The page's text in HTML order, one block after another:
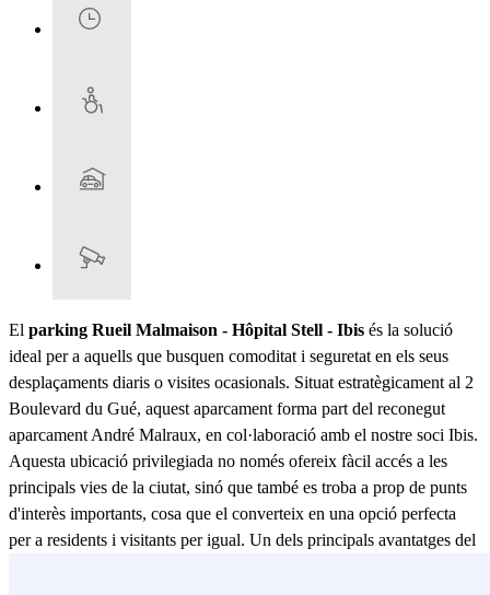
El parking Rueil Malmaison - Hôpital Stell - Ibis és la solució
ideal per a aquells que busquen comoditat i seguretat en els seus
desplaçaments diaris o visites ocasionals. Situat estratègicament al 2
Boulevard du Gué, aquest aparcament forma part del reconegut
aparcament André Malraux, en col·laboració amb el nostre soci Ibis.
Aquesta ubicació privilegiada no només ofereix fàcil accés a les
principals vies de la ciutat, sinó que també es troba a prop de punts
d'interès importants, cosa que el converteix en una opció perfecta
per a residents i visitants per igual. Un dels principals avantatges del